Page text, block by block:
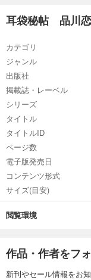
耳袋秘帖 品川
カテゴリ
ジャンル
出版社
掲載誌・レーベル
シリーズ
タイトル
タイトルID
ページ数
電子版発売日
コンテンツ形式
サイズ(目安)
閲覧環境
作品・作者をフ
新刊やセール情報をお知